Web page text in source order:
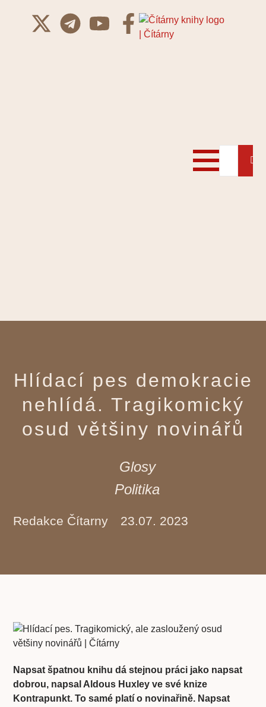
Hlídací pes demokracie
nehlídá. Tragikomický
osud většiny novinářů
Glosy
Politika
Redakce Čítarny 23.07. 2023
Napsat špatnou knihu dá stejnou práci jako napsat
dobrou, napsal Aldous Huxley ve své knize
Kontrapunkt. To samé platí o novinařině. Napsat